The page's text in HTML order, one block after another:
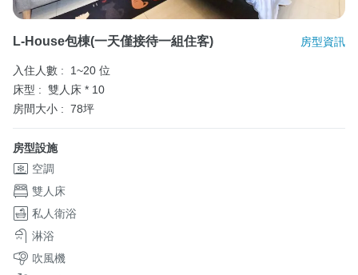
L-House包棟(一天僅接待一組住客) 房型資訊
入住人數 :
1~20 位
床型 : 雙人床 * 10
房間大小 : 78坪
房型設施
空調
雙人床
私人衛浴
淋浴
吹風機